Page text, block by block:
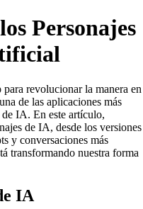
Personajes
revolucionar la manera en
de las aplicaciones más
de IA. En este artículo,
de IA, desde los versiones
y conversaciones más
transformando nuestra forma
IA